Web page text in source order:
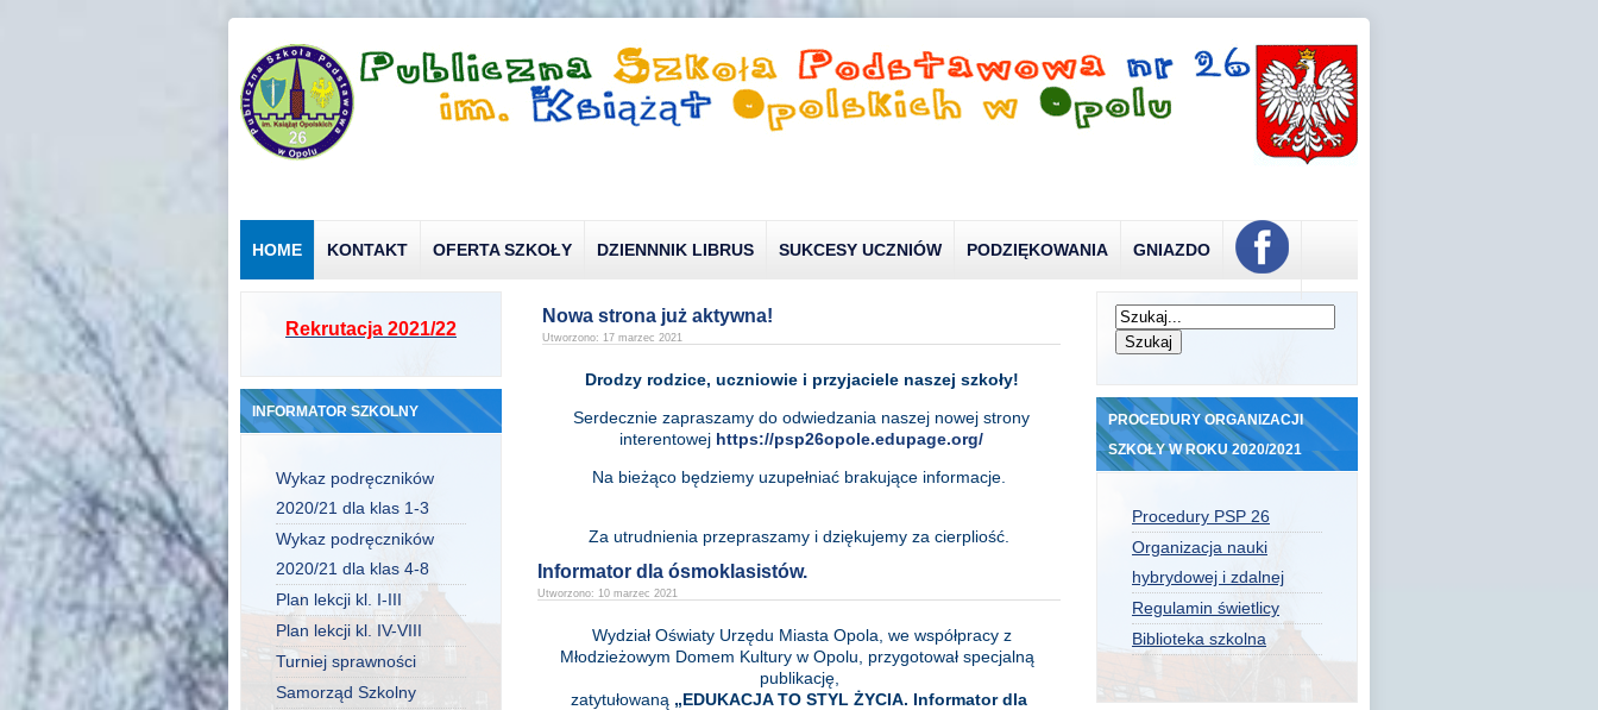
HOME KONTAKT OFERTA SZKOŁY DZIENNNIK LIBRUS SUKCESY UCZNIÓW PODZIĘKOWANIA GNIAZDO
Rekrutacja 2021/22
INFORMATOR SZKOLNY
Wykaz podręczników
2020/21 dla klas 1-3
Wykaz podręczników
2020/21 dla klas 4-8
Plan lekcji kl. I-III
Plan lekcji kl. IV-VIII
Turniej sprawności
Samorząd Szkolny
Nowa strona już aktywna!
Utworzono: 17 marzec 2021
Drodzy rodzice, uczniowie i przyjaciele naszej szkoły!
Serdecznie zapraszamy do odwiedzania naszej nowej strony
interentowej https://psp26opole.edupage.org/
Na bieżąco będziemy uzupełniać brakujące informacje.
Za utrudnienia przepraszamy i dziękujemy za cierpliość.
Informator dla ósmoklasistów.
Utworzono: 10 marzec 2021
Wydział Oświaty Urzędu Miasta Opola, we współpracy z
Młodzieżowym Domem Kultury w Opolu, przygotował specjalną
publikację,
zatytułowaną „EDUKACJA TO STYL ŻYCIA. Informator dla
PROCEDURY ORGANIZACJI
SZKOŁY W ROKU 2020/2021
Procedury PSP 26
Organizacja nauki
hybrydowej i zdalnej
Regulamin świetlicy
Biblioteka szkolna